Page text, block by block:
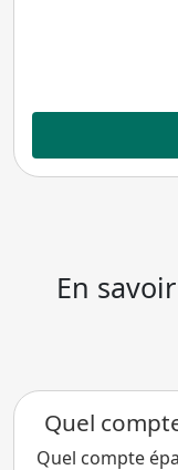
En
Quel
Quel compte